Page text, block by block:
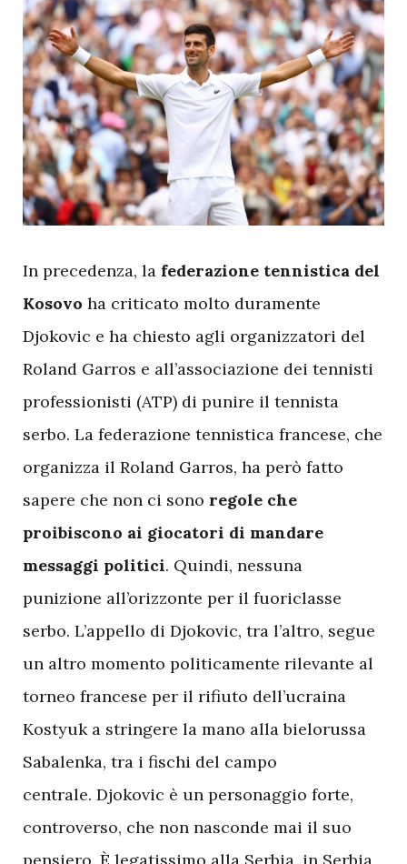
In precedenza, la federazione tennistica del
Kosovo ha criticato molto duramente
Djokovic e ha chiesto agli organizzatori del
Roland Garros e all’associazione dei tennisti
professionisti (ATP) di punire il tennista
serbo. La federazione tennistica francese, che
organizza il Roland Garros, ha però fatto
sapere che non ci sono regole che
proibiscono ai giocatori di mandare
messaggi politici. Quindi, nessuna
punizione all’orizzonte per il fuoriclasse
serbo. L’appello di Djokovic, tra l’altro, segue
un altro momento politicamente rilevante al
torneo francese per il rifiuto dell’ucraina
Kostyuk a stringere la mano alla bielorussa
Sabalenka, tra i fischi del campo
centrale. Djokovic è un personaggio forte,
controverso, che non nasconde mai il suo